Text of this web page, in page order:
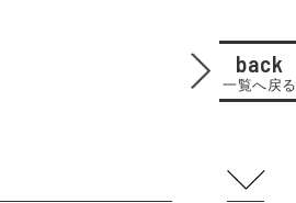
back
一覧へ戻る